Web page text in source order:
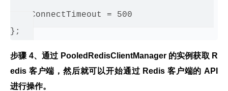
ConnectTimeout = 500
步骤 4、通过 PooledRedisClientManager 的实例获取 R
edis 客户端，然后就可以开始通过 Redis 客户端的 API
进行操作。